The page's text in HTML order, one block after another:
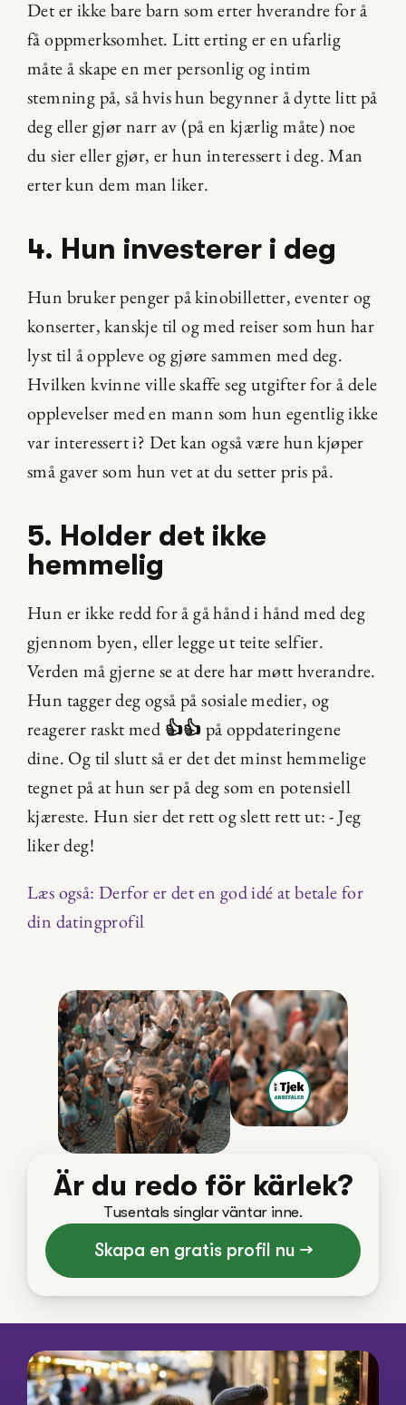
Det er ikke bare barn som erter hverandre for å
få oppmerksomhet. Litt erting er en ufarlig
måte å skape en mer personlig og intim
stemning på, så hvis hun begynner å dytte litt på
deg eller gjør narr av (på en kjærlig måte) noe
du sier eller gjør, er hun interessert i deg. Man
erter kun dem man liker.
4. Hun investerer i deg
Hun bruker penger på kinobilletter, eventer og
konserter, kanskje til og med reiser som hun har
lyst til å oppleve og gjøre sammen med deg.
Hvilken kvinne ville skaffe seg utgifter for å dele
opplevelser med en mann som hun egentlig ikke
var interessert i? Det kan også være hun kjøper
små gaver som hun vet at du setter pris på.
5. Holder det ikke
hemmelig
Hun er ikke redd for å gå hånd i hånd med deg
gjennom byen, eller legge ut teite selfier.
Verden må gjerne se at dere har møtt hverandre.
Hun tagger deg også på sosiale medier, og
reagerer raskt med 👍👍 på oppdateringene
dine. Og til slutt så er det det minst hemmelige
tegnet på at hun ser på deg som en potensiell
kjæreste. Hun sier det rett og slett rett ut: - Jeg
liker deg!
Læs også: Derfor er det en god idé at betale for
din datingprofil
Är du redo för kärlek?
Tusentals singlar väntar inne.
Skapa en gratis profil nu →